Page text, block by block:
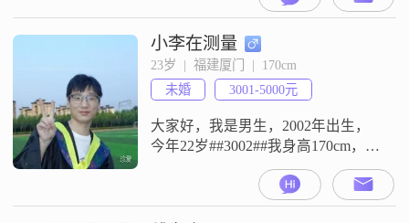
##3002##我是一个稳重可靠的人，
平时待人处事比较幽默风趣
##3002##性格上自信果断，属于外
向健谈的类型##3002##做人很有责
任感，对于事情也比较有耐心
小李在测量
23岁  |  福建厦门  |  170cm
未婚
3001-5000元
大家好，我是男生，2002年出生，
今年22岁##3002##我身高170cm，现
在在厦门工作生活##3002##我的学
历是大学本科，目前的月收入在
3001到5000元这个区间##3002##关